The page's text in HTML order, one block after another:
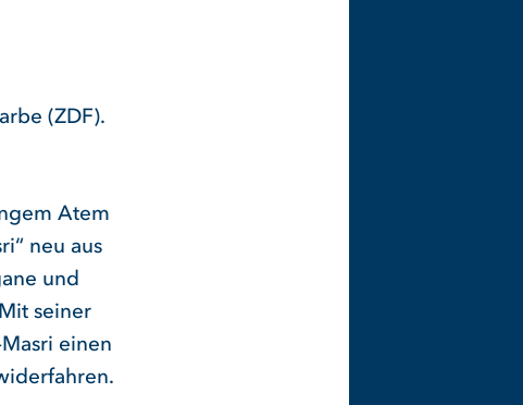
(ZDF).
Atem
neu aus
und
seiner
einen